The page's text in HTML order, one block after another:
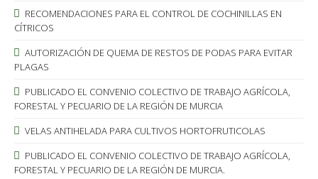
RECOMENDACIONES PARA EL CONTROL DE COCHINILLAS EN
CÍTRICOS
AUTORIZACIÓN DE QUEMA DE RESTOS DE PODAS PARA EVITAR
PLAGAS
PUBLICADO EL CONVENIO COLECTIVO DE TRABAJO AGRÍCOLA,
FORESTAL Y PECUARIO DE LA REGIÓN DE MURCIA
VELAS ANTIHELADA PARA CULTIVOS HORTOFRUTICOLAS
PUBLICADO EL CONVENIO COLECTIVO DE TRABAJO AGRÍCOLA,
FORESTAL Y PECUARIO DE LA REGIÓN DE MURCIA.